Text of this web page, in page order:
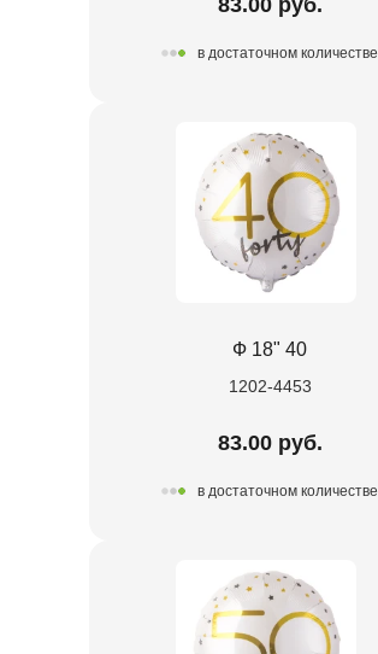
в достаточном количестве
Ф 18" 40
1202-4453
83.00 руб.
в достаточном количестве